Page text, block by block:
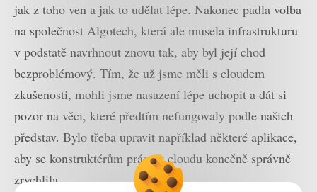
jak z toho ven a jak to udělat lépe. Nakonec padla volba
na společnost Algotech, která ale musela infrastrukturu
v podstatě navrhnout znovu tak, aby byl její chod
bezproblémový. Tím, že už jsme měli s cloudem
zkušenosti, mohli jsme nasazení lépe uchopit a dát si
pozor na věci, které předtím nefungovaly podle našich
představ. Bylo třeba upravit například některé aplikace,
aby se konstruktérům práce v cloudu konečně správně
zrychlila.